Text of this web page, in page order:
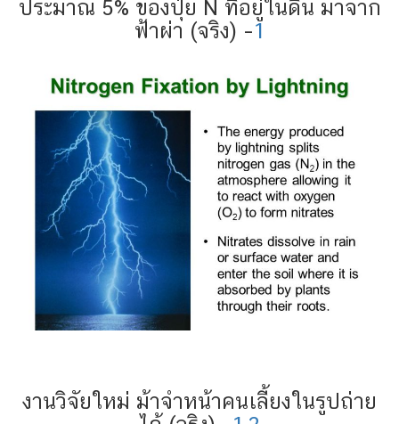
ประมาณ 5% ของปุ๋ย N ที่อยู่ในดิน มาจาก
ฟ้าผ่า (จริง) –1
งานวิจัยใหม่ ม้าจำหน้าคนเลี้ยงในรูปถ่าย